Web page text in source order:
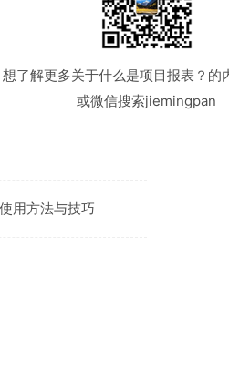
想了解更多关于什么是项目报表？的
或微信搜索jiemingpan
用方法与技巧